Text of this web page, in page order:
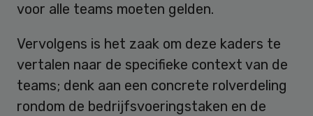
voor alle teams moeten gelden.
Vervolgens is het zaak om deze kaders te
vertalen naar de specifieke context van de
teams; denk aan een concrete rolverdeling
rondom de bedrijfsvoeringstaken en de